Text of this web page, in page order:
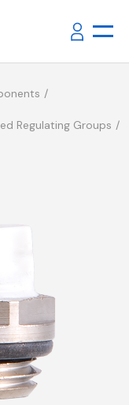
Regulating Groups